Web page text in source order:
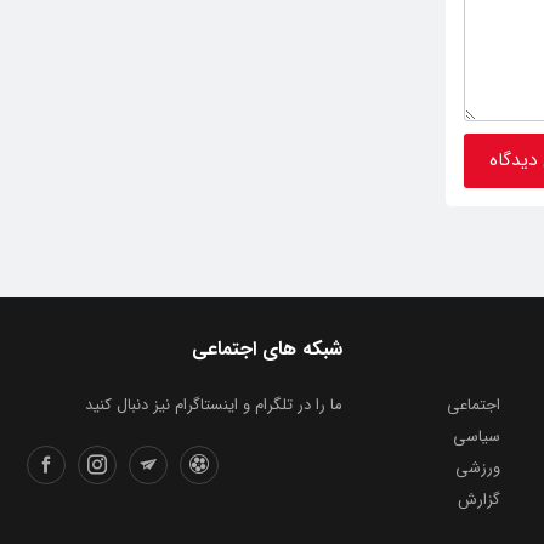
شبکه های اجتماعی
ما را در تلگرام و اینستاگرام نیز دنبال کنید
اجتماعی
سیاسی
ورزشی
گزارش